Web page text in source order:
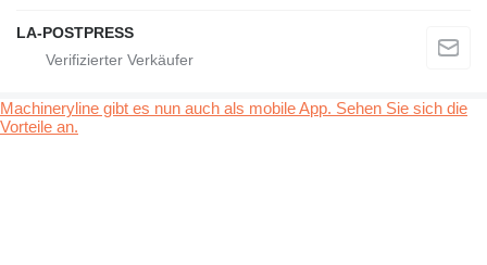
LA-POSTPRESS
Machineryline gibt es nun auch als mobile App. Sehen Sie sich die
Vorteile an.